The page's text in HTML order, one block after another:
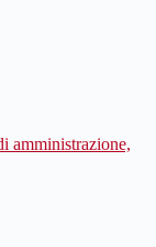
amministrazione,